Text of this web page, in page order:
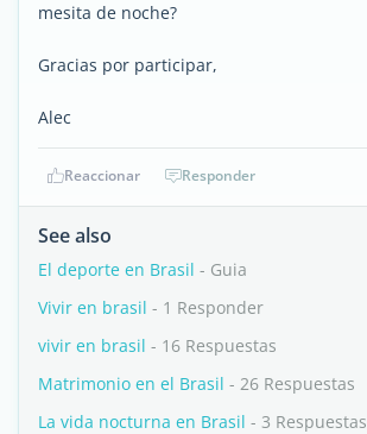
mesita de noche?
Gracias por participar,
Alec
Reaccionar Responder
See also
El deporte en Brasil - Guia
Vivir en brasil - 1 Responder
vivir en brasil - 16 Respuestas
Matrimonio en el Brasil - 26 Respuestas
La vida nocturna en Brasil - 3 Respuestas